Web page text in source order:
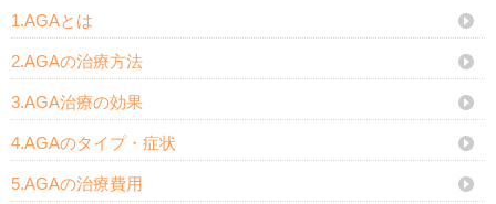
1.AGAとは
2.AGAの治療方法
3.AGA治療の効果
4.AGAのタイプ・症状
5.AGAの治療費用